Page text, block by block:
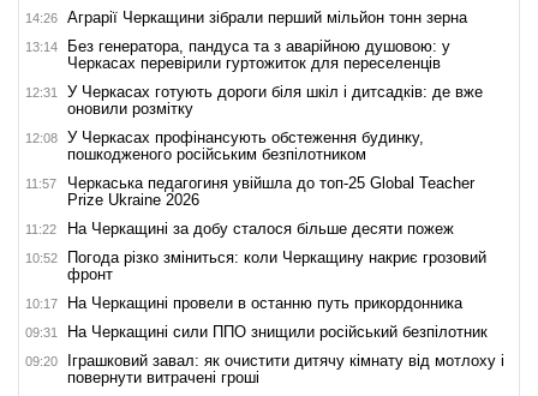
14:26 Аграрії Черкащини зібрали перший мільйон тонн зерна
13:14
Без генератора, пандуса та з аварійною душовою: у
Черкасах перевірили гуртожиток для переселенців
12:31
У Черкасах готують дороги біля шкіл і дитсадків: де вже
оновили розмітку
12:08
У Черкасах профінансують обстеження будинку,
пошкодженого російським безпілотником
11:57
Черкаська педагогиня увійшла до топ-25 Global Teacher
Prize Ukraine 2026
11:22 На Черкащині за добу сталося більше десяти пожеж
10:52
Погода різко зміниться: коли Черкащину накриє грозовий
фронт
10:17 На Черкащині провели в останню путь прикордонника
09:31 На Черкащині сили ППО знищили російський безпілотник
09:20
Іграшковий завал: як очистити дитячу кімнату від мотлоху і
повернути витрачені гроші